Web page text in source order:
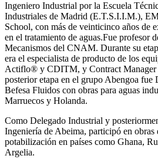
Ingeniero Industrial por la Escuela
Industriales de Madrid (E.T.S.I.I.M.),
School, con más de veinticinco años de
en el tratamiento de aguas.Fue profesor
Mecanismos del CNAM. Durante su
era el especialista de producto de los
Actiflo® y CDITM, y Contract Manager
posterior etapa en el grupo Abengoa fue
Befesa Fluidos con obras para aguas
Marruecos y Holanda.
Como Delegado Industrial y
Ingeniería de Abeima, participó en obras
potabilización en países como Ghana,
Argelia.